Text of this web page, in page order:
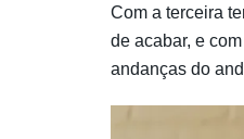
Com a terceira
de acabar, e
andanças do